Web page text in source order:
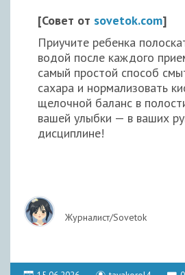
[Совет от sovetok.com]
Приучите ребенка
водой после каждого
самый простой способ
сахара и нормализовать
щелочной баланс в
вашей улыбки — в ваших
дисциплине!
Журналист/Sovetok